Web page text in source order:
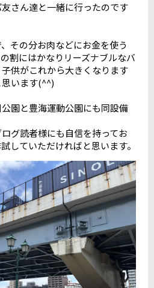
さん達と一緒に行ったのです
その分お肉などにお金を使う
割にはかなりリーズナブルなバ
供がこれから大きくなります
います(^^)
園と豊海運動公園にも同設備
グ読者様にも自信を持ってお
していただければと思います。